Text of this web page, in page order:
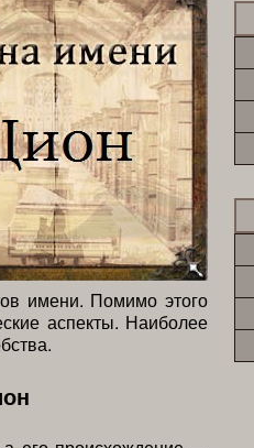
имени. Помимо этого
аспекты. Наиболее